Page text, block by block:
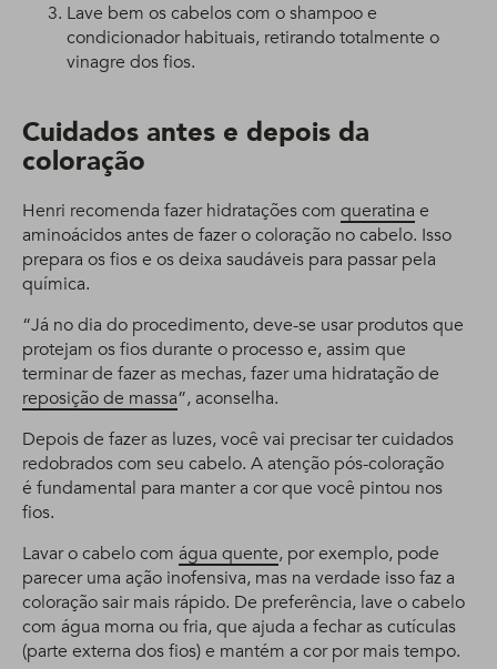
Lave bem os cabelos com o shampoo e
condicionador habituais, retirando totalmente o
vinagre dos fios.
Cuidados antes e depois da
coloração
Henri recomenda fazer hidratações com queratina e
aminoácidos antes de fazer o coloração no cabelo. Isso
prepara os fios e os deixa saudáveis para passar pela
química.
“Já no dia do procedimento, deve-se usar produtos que
protejam os fios durante o processo e, assim que
terminar de fazer as mechas, fazer uma hidratação de
reposição de massa”, aconselha.
Depois de fazer as luzes, você vai precisar ter cuidados
redobrados com seu cabelo. A atenção pós-coloração
é fundamental para manter a cor que você pintou nos
fios.
Lavar o cabelo com água quente, por exemplo, pode
parecer uma ação inofensiva, mas na verdade isso faz a
coloração sair mais rápido. De preferência, lave o cabelo
com água morna ou fria, que ajuda a fechar as cutículas
(parte externa dos fios) e mantém a cor por mais tempo.